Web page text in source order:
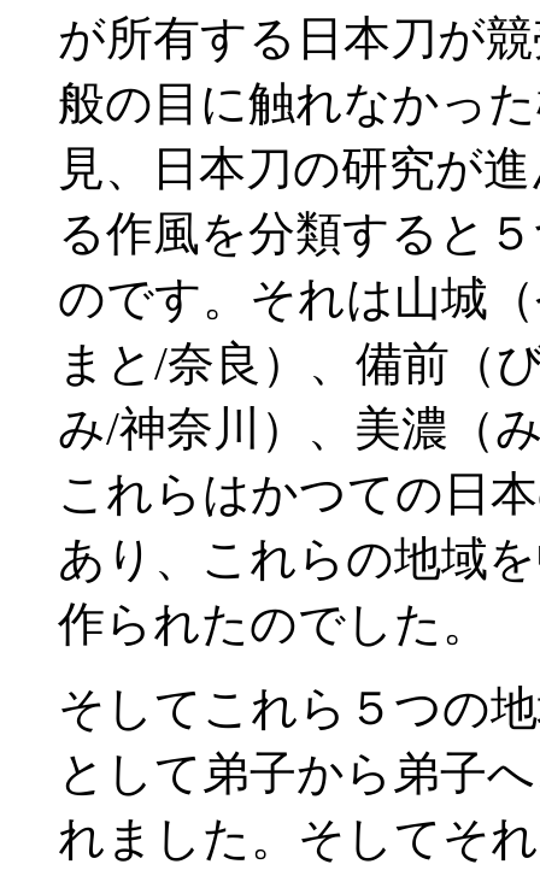
が所有する日本刀が
般の目に触れなかっ
見、日本刀の研究が
る作風を分類すると
のです。それは山城
まと/奈良）、備前（
み/神奈川）、美濃（
これらはかつての日
あり、これらの地域
作られたのでした。
そしてこれら５つの
として弟子から弟子
れました。そしてそ